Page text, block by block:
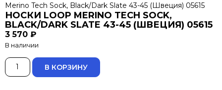
Merino Tech Sock, Black/Dark Slate 43-45 (Швеция) 05615
НОСКИ LOOP MERINO TECH SOCK,
BLACK/DARK SLATE 43-45 (ШВЕЦИЯ) 05615
3 570 ₽
В наличии
В КОРЗИНУ ALTERNATIVE: